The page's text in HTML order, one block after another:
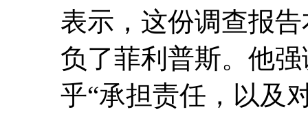
表示，这份调查报
负了菲利普斯。他
乎“承担责任，以及